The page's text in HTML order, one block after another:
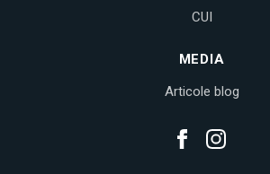
CUI
MEDIA
Articole blog